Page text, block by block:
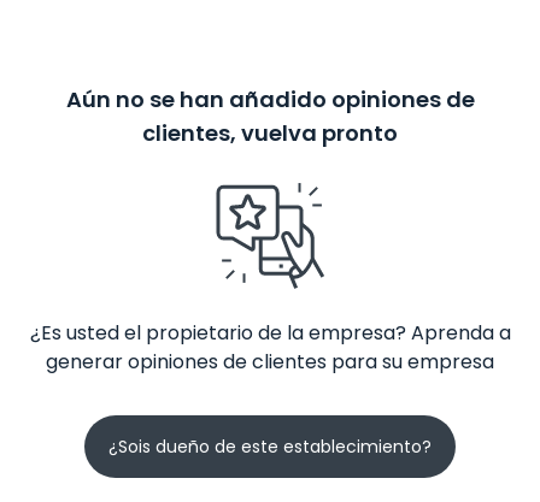
Aún no se han añadido opiniones de
clientes, vuelva pronto
¿Es usted el propietario de la empresa? Aprenda a
generar opiniones de clientes para su empresa
¿Sois dueño de este establecimiento?